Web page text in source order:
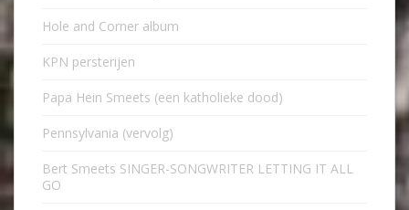
Hole and Corner album
KPN persterijen
Papa Hein Smeets (een katholieke dood)
Pennsylvania (vervolg)
Bert Smeets SINGER-SONGWRITER LETTING IT ALL
GO